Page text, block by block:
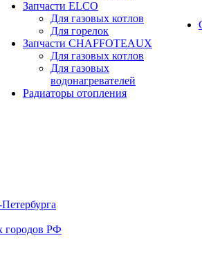
Запчасти ELCO
Для газовых котлов
Для горелок
Запчасти CHAFFOTEAUX
Для газовых котлов
Для газовых
водонагревателей
Радиаторы отопления
городов РФ